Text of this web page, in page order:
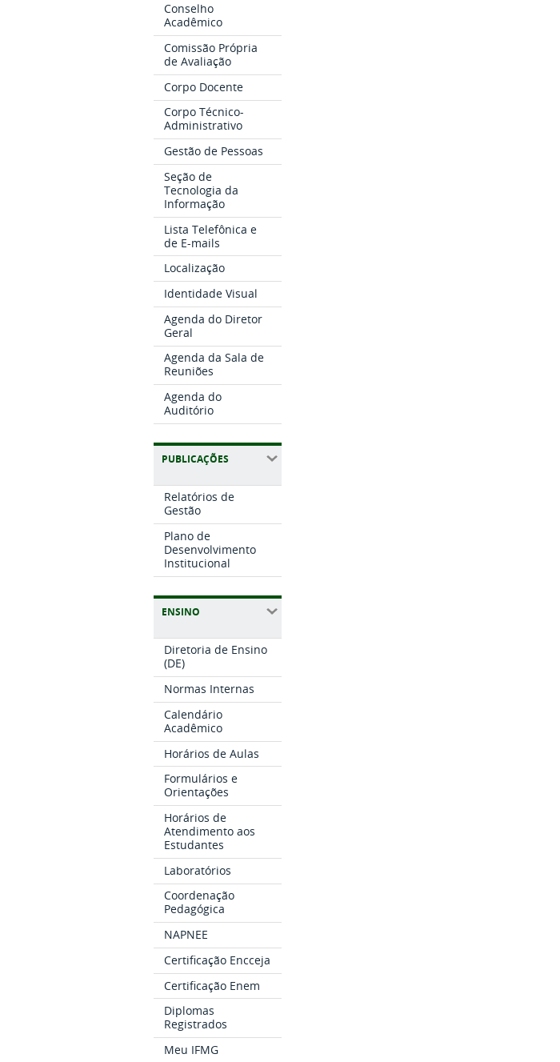
Conselho
Acadêmico
Comissão Própria
de Avaliação
Corpo Docente
Corpo Técnico-
Administrativo
Gestão de Pessoas
Seção de
Tecnologia da
Informação
Lista Telefônica e
de E-mails
Localização
Identidade Visual
Agenda do Diretor
Geral
Agenda da Sala de
Reuniões
Agenda do
Auditório
PUBLICAÇÕES
Relatórios de
Gestão
Plano de
Desenvolvimento
Institucional
ENSINO
Diretoria de Ensino
(DE)
Normas Internas
Calendário
Acadêmico
Horários de Aulas
Formulários e
Orientações
Horários de
Atendimento aos
Estudantes
Laboratórios
Coordenação
Pedagógica
NAPNEE
Certificação Encceja
Certificação Enem
Diplomas
Registrados
Meu IFMG